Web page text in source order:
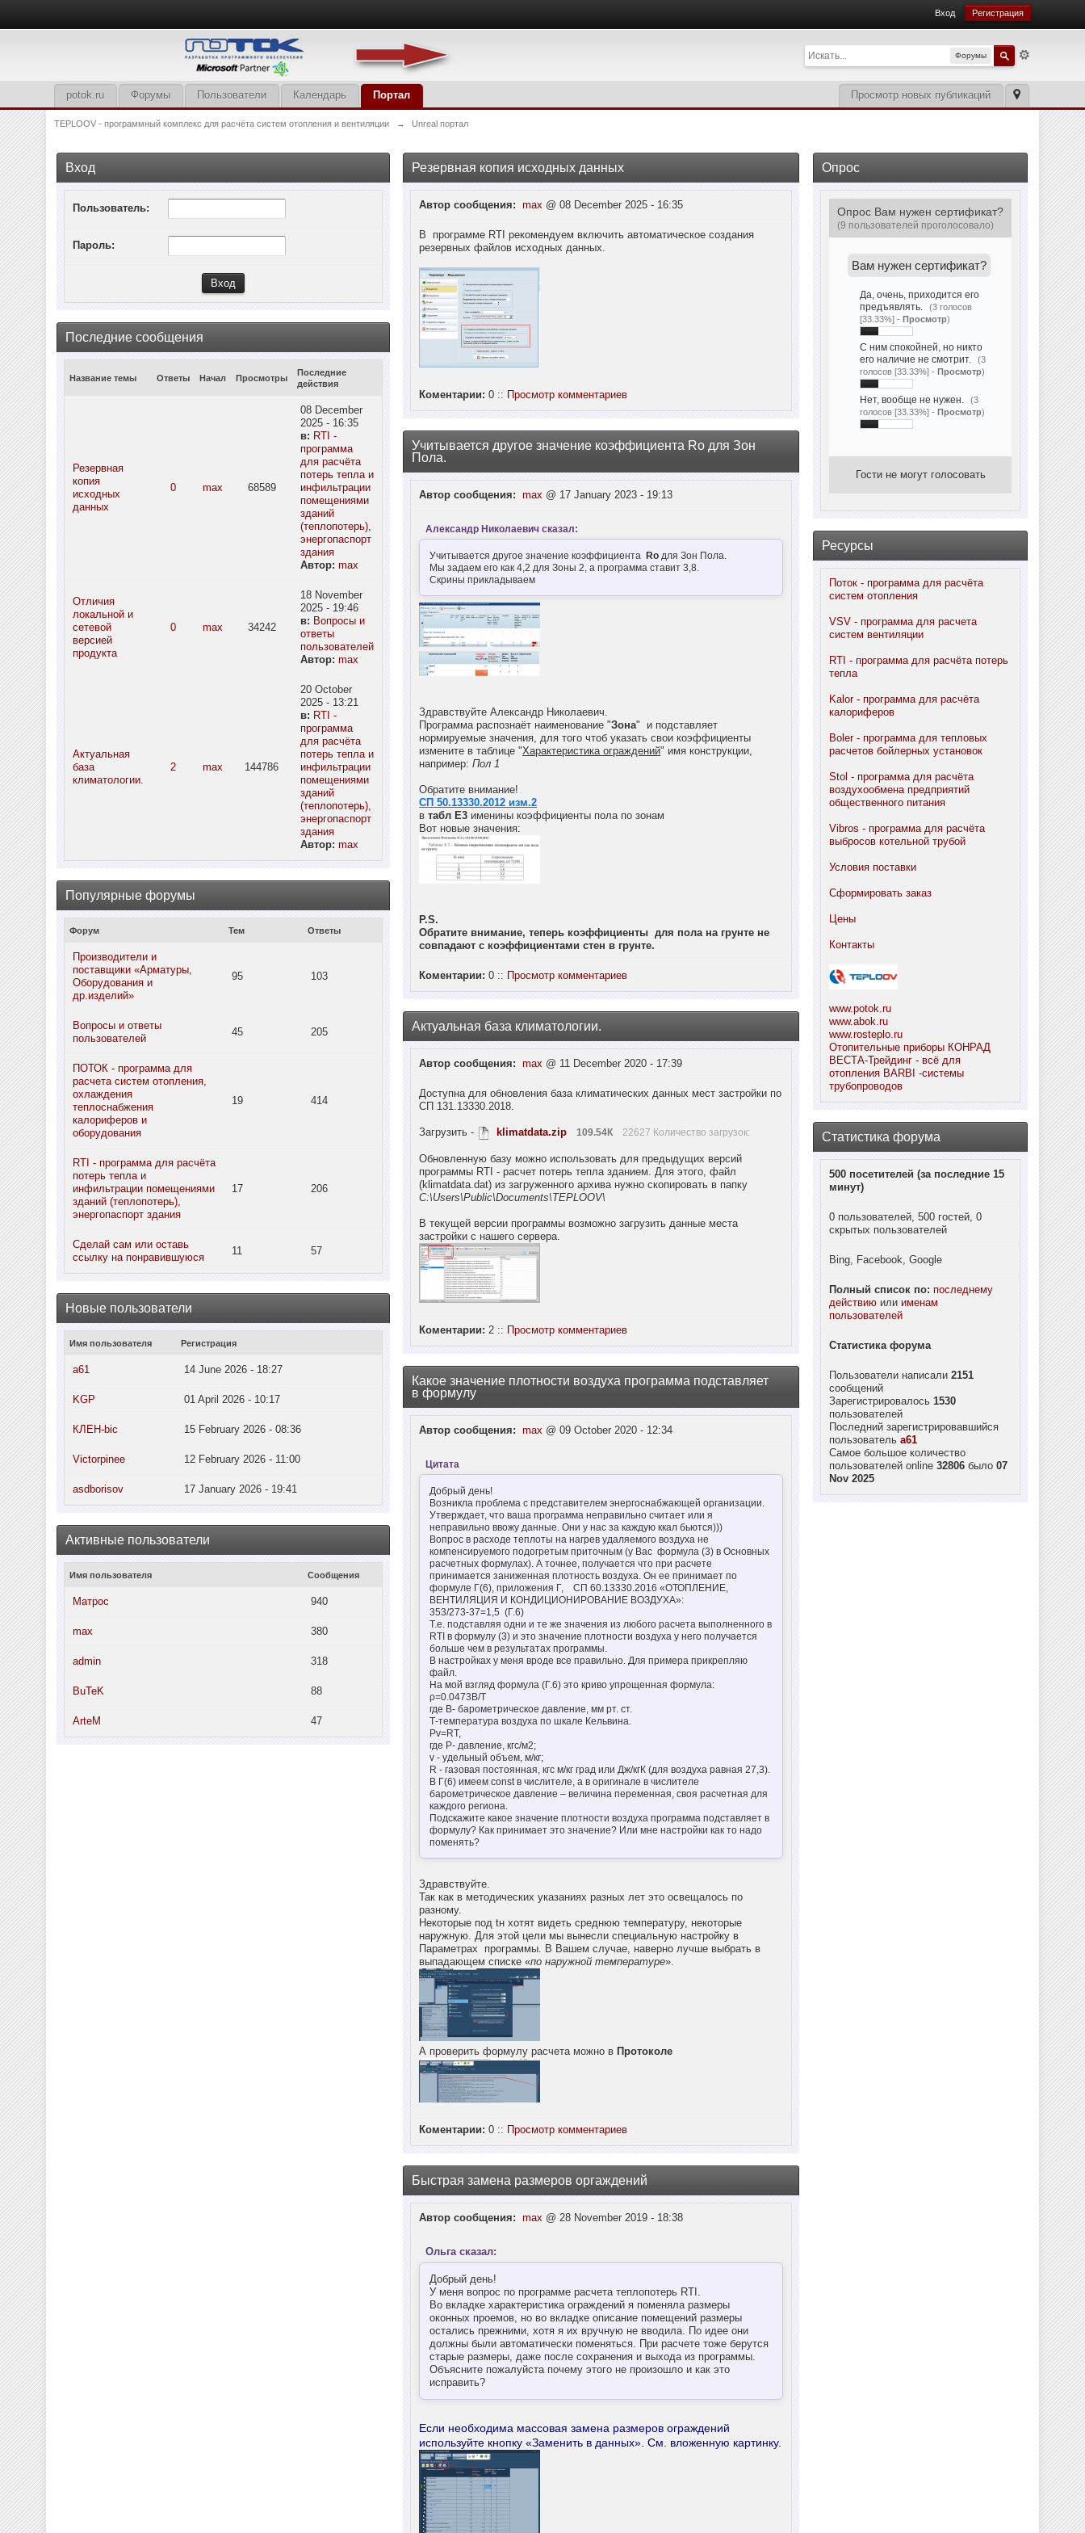
Вход Регистрация
Форумы
Просмотр новых публикаций
potok.ru Форумы Пользователи Календарь Портал
TEPLOOV - программный комплекс для расчёта систем отопления и вентиляции → Unreal портал
Вход
Пользователь:
Пароль:
Последние сообщения
Название темы Ответы Начал Просмотры
Последние
действия
Резервная
копия
исходных
данных
0 max 68589
08 December
2025 - 16:35
в: RTI -
программа
для расчёта
потерь тепла и
инфильтрации
помещениями
зданий
(теплопотерь),
энергопаспорт
здания
Автор:max
Отличия
локальной и
сетевой
версией
продукта
0 max 34242
18 November
2025 - 19:46
в: Вопросы и
ответы
пользователей
Автор:max
Актуальная
база
климатологии.
2 max 144786
20 October
2025 - 13:21
в: RTI -
программа
для расчёта
потерь тепла и
инфильтрации
помещениями
зданий
(теплопотерь),
энергопаспорт
здания
Автор:max
Популярные форумы
Форум Тем Ответы
Производители и
поставщики «Арматуры,
Оборудования и
др.изделий»
95 103
Вопросы и ответы
пользователей
45 205
ПОТОК - программа для
расчета систем отопления,
охлаждения
теплоснабжения
калориферов и
оборудования
19 414
RTI - программа для расчёта
потерь тепла и
инфильтрации помещениями
зданий (теплопотерь),
энергопаспорт здания
17 206
Сделай сам или оставь
ссылку на понравившуюся
11 57
Новые пользователи
Имя пользователя Регистрация
a61 14 June 2026 - 18:27
KGP 01 April 2026 - 10:17
КЛЕН-bic 15 February 2026 - 08:36
Victorpinee 12 February 2026 - 11:00
asdborisov 17 January 2026 - 19:41
Активные пользователи
Имя пользователя Сообщения
Матрос 940
max 380
admin 318
BuTeK 88
ArteM 47
Резервная копия исходных данных
Автор сообщения: max @ 08 December 2025 - 16:35
В программе RTI рекомендуем включить автоматическое создания
резервных файлов исходных данных.
Коментарии: 0 :: Просмотр комментариев
Учитывается другое значение коэффициента Ro для Зон
Пола.
Автор сообщения: max @ 17 January 2023 - 19:13
Александр Николаевич сказал:
Учитывается другое значение коэффициентаRo для Зон Пола.
Мы задаем его как 4,2 для Зоны 2, а программа ставит 3,8.
Скрины прикладываем
Здравствуйте Александр Николаевич.
Программа распознаёт наименование "Зона" и подставляет
нормируемые значения, для того чтоб указать свои коэффициенты
измените в таблице "Характеристика ограждений" имя конструкции,
например:Пол 1
Обратите внимание!
СП 50.13330.2012 изм.2
втабл Е3 именины коэффициенты пола по зонам
Вот новые значения:
P.S.
Обратите внимание, теперь коэффициенты для пола на грунте не
совпадают с коэффициентами стен в грунте.
Коментарии: 0 :: Просмотр комментариев
Актуальная база климатологии.
Автор сообщения: max @ 11 December 2020 - 17:39
Доступна для обновления база климатических данных мест застройки по
СП 131.13330.2018.
Загрузить - klimatdata.zip 109.54К 22627 Количество загрузок:
Обновленную базу можно использовать для предыдущих версий
программы RTI - расчет потерь тепла зданием. Для этого, файл
(klimatdata.dat) из загруженного архива нужно скопировать в папку
C:\Users\Public\Documents\TEPLOOV\
В текущей версии программы возможно загрузить данные места
застройки с нашего сервера.
Коментарии: 2 :: Просмотр комментариев
Какое значение плотности воздуха программа подставляет
в формулу
Автор сообщения: max @ 09 October 2020 - 12:34
Цитата
Добрый день!
Возникла проблема с представителем энергоснабжающей организации.
Утверждает, что ваша программа неправильно считает или я
неправильно ввожу данные. Они у нас за каждую ккал бьются)))
Вопрос в расходе теплоты на нагрев удаляемого воздуха не
компенсируемого подогретым приточным (у Вас формула (3) в Основных
расчетных формулах). А точнее, получается что при расчете
принимается заниженная плотность воздуха. Он ее принимает по
формуле Г(6), приложения Г, СП 60.13330.2016 «ОТОПЛЕНИЕ,
ВЕНТИЛЯЦИЯ И КОНДИЦИОНИРОВАНИЕ ВОЗДУХА»:
353/273-37=1,5 (Г.6)
Т.е. подставляя одни и те же значения из любого расчета выполненного в
RTI в формулу (3) и это значение плотности воздуха у него получается
больше чем в результатах программы.
В настройках у меня вроде все правильно. Для примера прикрепляю
файл.
На мой взгляд формула (Г.6) это криво упрощенная формула:
ρ=0.0473B/T
где В- барометрическое давление, мм рт. ст.
Т-температура воздуха по шкале Кельвина.
Pv=RT,
где Р- давление, кгс/м2;
v - удельный объем, м/кг;
R - газовая постоянная, кгс м/кг град или Дж/кгК (для воздуха равная 27,3).
В Г(6) имеем const в числителе, а в оригинале в числителе
барометрическое давление – величина переменная, своя расчетная для
каждого региона.
Подскажите какое значение плотности воздуха программа подставляет в
формулу? Как принимает это значение? Или мне настройки как то надо
поменять?
Здравствуйте.
Так как в методических указаниях разных лет это освещалось по
разному.
Некоторые под tн хотят видеть среднюю температуру, некоторые
наружную. Для этой цели мы вынесли специальную настройку в
Параметрах программы. В Вашем случае, наверно лучше выбрать в
выпадающем списке «по наружной температуре».
А проверить формулу расчета можно в Протоколе
Коментарии: 0 :: Просмотр комментариев
Быстрая замена размеров оргаждений
Автор сообщения: max @ 28 November 2019 - 18:38
Ольга сказал:
Добрый день!
У меня вопрос по программе расчета теплопотерь RTI.
Во вкладке характеристика ограждений я поменяла размеры
оконных проемов, но во вкладке описание помещений размеры
остались прежними, хотя я их вручную не вводила. По идее они
должны были автоматически поменяться. При расчете тоже берутся
старые размеры, даже после сохранения и выхода из программы.
Объясните пожалуйста почему этого не произошло и как это
исправить?
Если необходима массовая замена размеров ограждений
используйте кнопку «Заменить в данных». См. вложенную картинку.
Опрос
Опрос Вам нужен сертификат?
(9 пользователей проголосовало)
Вам нужен сертификат?
Да, очень, приходится его
предъявлять.
(3 голосов
[33.33%] -Просмотр)
С ним спокойней, но никто
его наличие не смотрит.
(3
голосов [33.33%] -Просмотр)
Нет, вообще не нужен.
(3
голосов [33.33%] -Просмотр)
Гости не могут голосовать
Ресурсы
Поток - программа для расчёта
систем отопления
VSV - программа для расчета
систем вентиляции
RTI - программа для расчёта потерь
тепла
Kalor - программа для расчёта
калориферов
Boler - программа для тепловых
расчетов бойлерных установок
Stol - программа для расчёта
воздухообмена предприятий
общественного питания
Vibros - программа для расчёта
выбросов котельной трубой
Условия поставки
Сформировать заказ
Цены
Контакты
www.potok.ru
www.abok.ru
www.rosteplo.ru
Отопительные приборы КОНРАД
ВЕСТА-Трейдинг - всё для
отопления BARBI -системы
трубопроводов
Статистика форума
500 посетителей (за последние 15
минут)
0 пользователей, 500 гостей, 0
скрытых пользователей
Bing, Facebook, Google
Полный список по: последнему
действию или именам
пользователей
Статистика форума
Пользователи написали2151
сообщений
Зарегистрировалось1530
пользователей
Последний зарегистрировавшийся
пользовательa61
Самое большое количество
пользователей online32806 было07
Nov 2025